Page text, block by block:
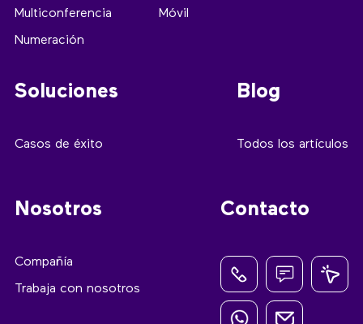
Multiconferencia
Numeración
Móvil
Soluciones
Casos de éxito
Blog
Todos los artículos
Nosotros
Compañía
Trabaja con nosotros
Contacto